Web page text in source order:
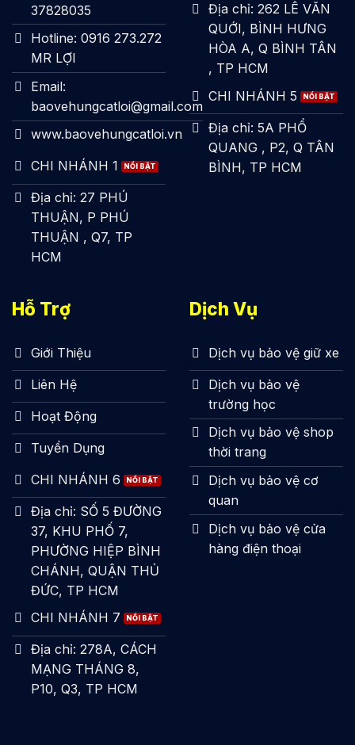
37828035
Hotline: 0916 273.272
MR LỢI
Email:
baovehungcatloi@gmail.com
www.baovehungcatloi.vn
CHI NHÁNH 1
Địa chỉ: 27 PHÚ
THUẬN, P PHÚ
THUẬN , Q7, TP
HCM
Địa chỉ: 262 LÊ VĂN
QUỚI, BÌNH HƯNG
HÒA A, Q BÌNH TÂN
, TP HCM
CHI NHÁNH 5
Địa chỉ: 5A PHỔ
QUANG , P2, Q TÂN
BÌNH, TP HCM
Hỗ Trợ
Giới Thiệu
Liên Hệ
Hoạt Động
Tuyển Dụng
CHI NHÁNH 6
Địa chỉ: SỐ 5 ĐƯỜNG
37, KHU PHỐ 7,
PHƯỜNG HIỆP BÌNH
CHÁNH, QUẬN THỦ
ĐỨC, TP HCM
CHI NHÁNH 7
Địa chỉ: 278A, CÁCH
MẠNG THÁNG 8,
P10, Q3, TP HCM
Dịch Vụ
Dịch vụ bảo vệ giữ xe
Dịch vụ bảo vệ
trường học
Dịch vụ bảo vệ shop
thời trang
Dịch vụ bảo vệ cơ
quan
Dịch vụ bảo vệ cửa
hàng điện thoại